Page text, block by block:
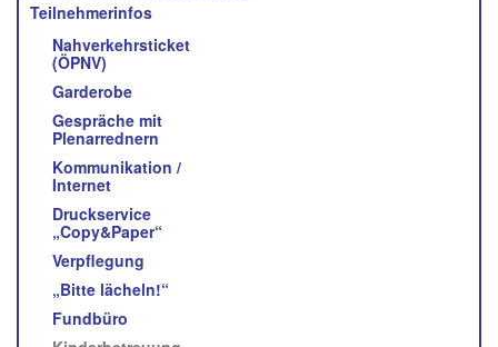
Teilnehmerinfos
Nahverkehrsticket
(ÖPNV)
Garderobe
Gespräche mit
Plenarrednern
Kommunikation /
Internet
Druckservice
„Copy&Paper“
Verpflegung
„Bitte lächeln!“
Fundbüro